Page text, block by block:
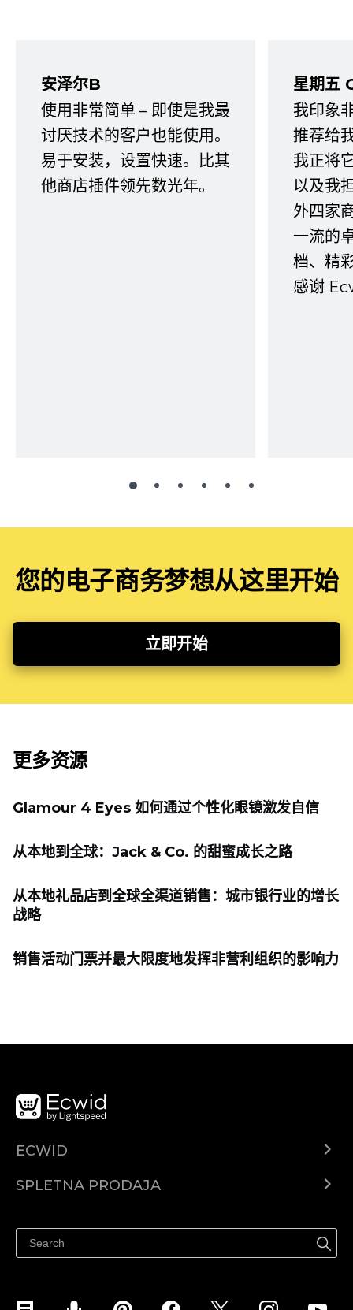
安泽尔B
使用非常简单 – 即使是我最
讨厌技术的客户也能使用。
易于安装，设置快速。比其
他商店插件领先数光年。
星期五
我印象
推荐给
我正将
以及我
外四家
一流的
档、精
感谢
您的电子商务梦想从这里开始
立即开始
更多资源
Glamour 4 Eyes 如何通过个性化眼镜激发自信
从本地到全球：Jack & Co. 的甜蜜成长之路
从本地礼品店到全球全渠道销售：城市银行业的增长
战略
销售活动门票并最大限度地发挥非营利组织的影响力
ECWID
SPLETNA PRODAJA
Prodaja na Instagramu